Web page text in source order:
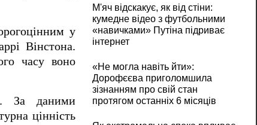
у
Вінстона.
часу воно
За даними
цінність
М'яч відскакує, як від стіни:
кумедне відео з футбольними
«навичками» Путіна підриває
інтернет
«Не могла навіть йти»:
Дорофєєва приголомшила
зізнанням про свій стан
протягом останніх 6 місяців